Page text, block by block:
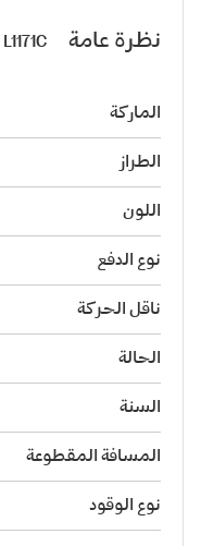
نظرة عامة L1171C
الماركة
الطراز
اللون
نوع الدفع
ناقل الحركة
الحالة
السنة
المسافة المقطوعة
نوع الوقود